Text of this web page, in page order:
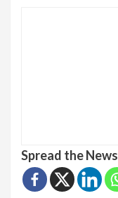
Spread the News